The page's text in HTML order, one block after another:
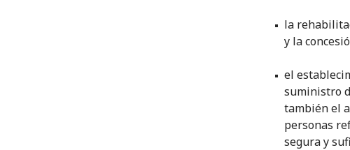
la
y la
el
suministro
también el
personas
segura y